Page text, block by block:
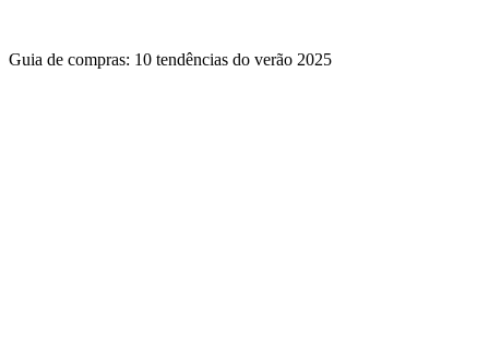
Guia de compras: 10 tendências do verão 2025